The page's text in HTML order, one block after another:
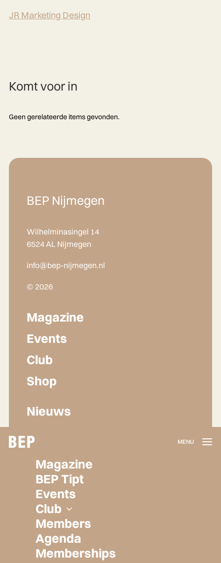
Magazine
BEP Tipt
Events
Club
Members
Agenda
Memberships
JR Marketing Design
Komt voor in
Geen gerelateerde items gevonden.
BEP Nijmegen
Wilhelminasingel 14
6524 AL Nijmegen
info@bep-nijmegen.nl
© 2026
Magazine
Events
Club
Shop
Nieuws
Lidmaatschap
Herroepen
Privacy policy
Algemene voorwaarden